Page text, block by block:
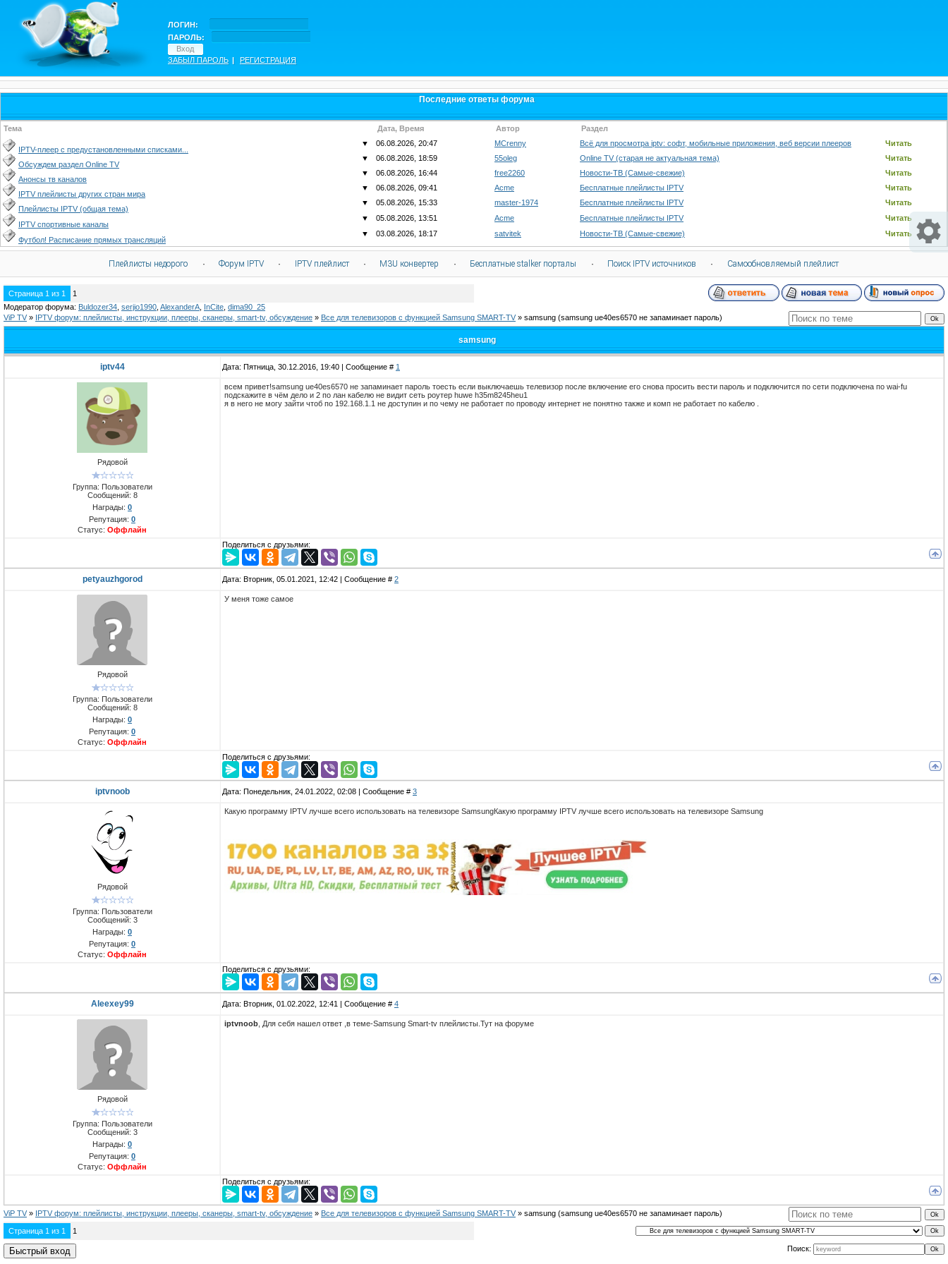
ЛОГИН:
ПАРОЛЬ:
ЗАБЫЛ ПАРОЛЬ | РЕГИСТРАЦИЯ
Последние ответы форума
Тема Дата, Время Автор Раздел
IPTV-плеер с предустановленными списками...
▼ 06.08.2026, 20:47 MCrenny Всё для просмотра iptv: софт, мобильные приложения, веб версии плееров Читать
Обсуждем раздел Online TV
▼ 06.08.2026, 18:59 55oleg Online TV (старая не актуальная тема) Читать
Анонсы тв каналов
▼ 06.08.2026, 16:44 free2260 Новости-ТВ (Самые-свежие) Читать
IPTV плейлисты других стран мира
▼ 06.08.2026, 09:41 Acme Бесплатные плейлисты IPTV Читать
Плейлисты IPTV (общая тема)
▼ 05.08.2026, 15:33 master-1974 Бесплатные плейлисты IPTV Читать
IPTV спортивные каналы
▼ 05.08.2026, 13:51 Acme Бесплатные плейлисты IPTV Читать
Футбол! Расписание прямых трансляций
▼ 03.08.2026, 18:17 satvitek Новости-ТВ (Самые-свежие) Читать
Плейлисты недорого · Форум IPTV · IPTV плейлист · M3U конвертер · Бесплатные stalker порталы · Поиск IPTV источников · Самообновляемый плейлист
Страница 1 из 1
1
Модератор форума: Buldozer34 serjio1990 AlexanderA InCite dima90_25
ViP TV » IPTV форум: плейлисты, инструкции, плееры, сканеры, smart-tv, обсуждение » Все для телевизоров с функцией Samsung SMART-TV » samsung (samsung ue40es6570 не запаминает пароль)
samsung
iptv44 Дата: Пятница, 30.12.2016, 19:40 | Сообщение # 1
Рядовой
Группа: Пользователи
Сообщений: 8
Награды: 0
Репутация: 0
Статус: Оффлайн
всем привет!samsung ue40es6570 не запаминает пароль тоесть если выключаешь телевизор после включение его снова просить вести пароль и подключится по сети подключена по wai-fu
подскажите в чём дело и 2 по лан кабелю не видит сеть роутер huwe h35m8245heu1
я в него не могу зайти чтоб по 192.168.1.1 не доступин и по чему не работает по проводу интернет не понятно также и комп не работает по кабелю .
Поделиться с друзьями:
petyauzhgorod Дата: Вторник, 05.01.2021, 12:42 | Сообщение # 2
Рядовой
Группа: Пользователи
Сообщений: 8
Награды: 0
Репутация: 0
Статус: Оффлайн
У меня тоже самое
Поделиться с друзьями:
iptvnoob Дата: Понедельник, 24.01.2022, 02:08 | Сообщение # 3
Рядовой
Группа: Пользователи
Сообщений: 3
Награды: 0
Репутация: 0
Статус: Оффлайн
Какую программу IPTV лучше всего использовать на телевизоре SamsungКакую программу IPTV лучше всего использовать на телевизоре Samsung
Поделиться с друзьями:
Aleexey99 Дата: Вторник, 01.02.2022, 12:41 | Сообщение # 4
Рядовой
Группа: Пользователи
Сообщений: 3
Награды: 0
Репутация: 0
Статус: Оффлайн
iptvnoob , Для себя нашел ответ ,в теме-Samsung Smart-tv плейлисты.Тут на форуме
Поделиться с друзьями:
ViP TV » IPTV форум: плейлисты, инструкции, плееры, сканеры, smart-tv, обсуждение » Все для телевизоров с функцией Samsung SMART-TV » samsung (samsung ue40es6570 не запаминает пароль)
Страница 1 из 1 1
Поиск: